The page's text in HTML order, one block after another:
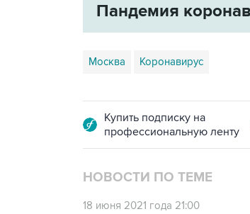
Пандемия
Москва Коронавирус
Купить подписку на
профессиональную ленту
НОВОСТИ ПО ТЕМЕ
18 июня 2021 года 21:00